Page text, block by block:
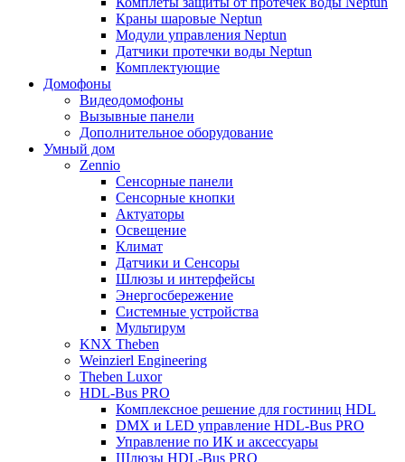
Краны шаровые Neptun
Модули управления Neptun
Датчики протечки воды Neptun
Комплектующие
Домофоны
Видеодомофоны
Вызывные панели
Дополнительное оборудование
Умный дом
Zennio
Сенсорные панели
Сенсорные кнопки
Актуаторы
Освещение
Климат
Датчики и Сенсоры
Шлюзы и интерфейсы
Энергосбережение
Системные устройства
Мультирум
KNX Theben
Weinzierl Engineering
Theben Luxor
HDL-Bus PRO
Комплексное решение для гостиниц HDL
DMX и LED управление HDL-Bus PRO
Управление по ИК и аксессуары
Шлюзы HDL-Bus PRO